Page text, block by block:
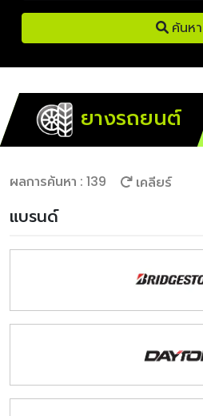
ค้นหา
ยางรถยนต์
ผลการค้นหา : 139 เคลียร์
แบรนด์